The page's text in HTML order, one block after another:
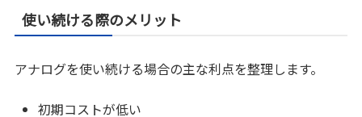
使い続ける際のメリット
アナログを使い続ける場合の主な利点を整理します。
初期コストが低い